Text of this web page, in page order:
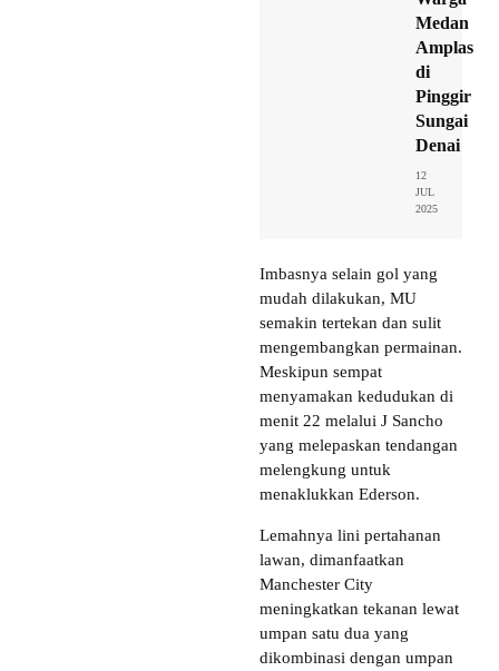
Medan
Amplas
di
Pinggir
Sungai
Denai
12
JUL
2025
Imbasnya selain gol yang
mudah dilakukan, MU
semakin tertekan dan sulit
mengembangkan permainan.
Meskipun sempat
menyamakan kedudukan di
menit 22 melalui J Sancho
yang melepaskan tendangan
melengkung untuk
menaklukkan Ederson.
Lemahnya lini pertahanan
lawan, dimanfaatkan
Manchester City
meningkatkan tekanan lewat
umpan satu dua yang
dikombinasi dengan umpan